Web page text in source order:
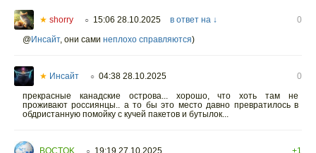
★ shorry ○ 15:06 28.10.2025 в ответ на ↓
0
@Инсайт, они сами неплохо справляются)
★ Инсайт ○ 04:38 28.10.2025
0
прекрасные канадские острова... хорошо, что хоть там не
проживают россиянцы.. а то бы это место давно превратилось в
обдристанную помойку с кучей пакетов и бутылок...
BOCTOK ○ 19:19 27.10.2025 +1